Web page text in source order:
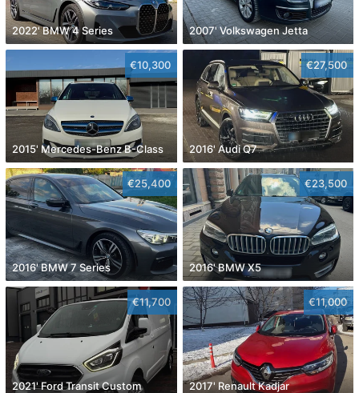
2022' BMW 4 Series 2007' Volkswagen Jetta
€10,300
2015' Mercedes-Benz B-Class
€27,500
2016' Audi Q7
€25,400
2016' BMW 7 Series
€23,500
2016' BMW X5
€11,700
2021' Ford Transit Custom
€11,000
2017' Renault Kadjar